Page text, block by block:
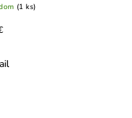
(1 ks)